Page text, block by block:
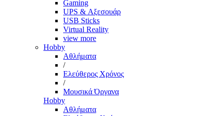
Gaming
UPS & Αξεσουάρ
USB Sticks
Virtual Reality
view more
Hobby
Αθλήματα
/
Ελεύθερος Χρόνος
/
Μουσικά Όργανα
Hobby
Αθλήματα